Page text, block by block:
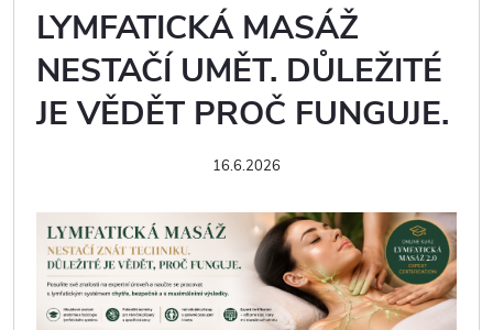
LYMFATICKÁ MASÁŽ
NESTAČÍ UMĚT. DŮLEŽITÉ
JE VĚDĚT PROČ FUNGUJE.
16.6.2026